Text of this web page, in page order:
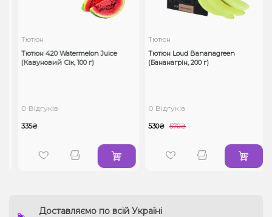
Тютюн
Тютюн 420 Watermelon Juice
(Кавуновий Сік, 100 г)
0 Відгуків
335₴
Тютюн
Тютюн Loud Bananagreen
(Бананагрін, 200 г)
0 Відгуків
530₴ 570₴
Доставляємо по всій Україні